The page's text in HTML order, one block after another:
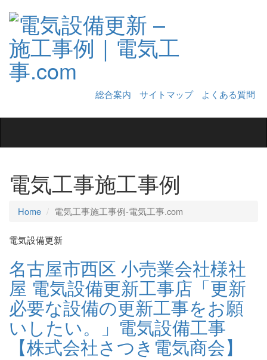
総合案内 サイトマップ よくある質問
navigation
電気工事施工事例
Home 電気工事施工事例‐電気工事.com
電気設備更新
名古屋市西区 小売業会社様社
屋 電気設備更新工事店「更新
必要な設備の更新工事をお願
いしたい。」電気設備工事
【株式会社さつき電気商会】